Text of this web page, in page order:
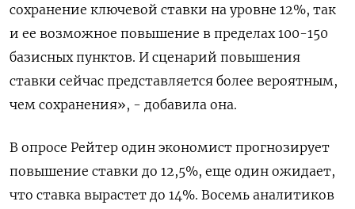
сохранение ключевой ставки на уровне 12%, так
и ее возможное повышение в пределах 100-150
базисных пунктов. И сценарий повышения
ставки сейчас представляется более вероятным,
чем сохранения», - добавила она.
В опросе Рейтер один экономист прогнозирует
повышение ставки до 12,5%, еще один ожидает,
что ставка вырастет до 14%. Восемь аналитиков